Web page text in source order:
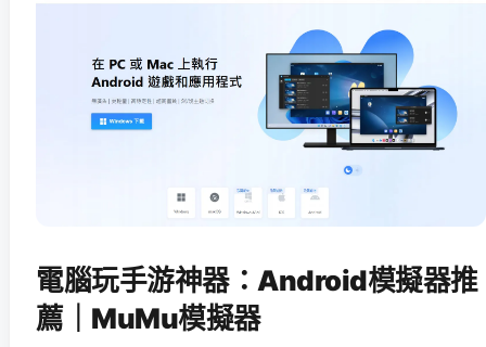
電腦玩手游神器：Android模擬器推
薦｜MuMu模擬器